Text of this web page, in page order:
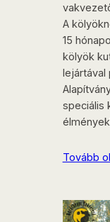
A
15
kölyök
lejártával
speciális
Tovább